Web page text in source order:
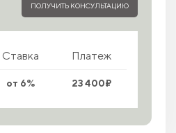
ПОЛУЧИТЬ КОНСУЛЬТАЦИЮ
Ставка Платеж
от 6% 23 400₽